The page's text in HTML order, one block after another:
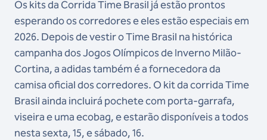
Os kits da Corrida Time Brasil já estão prontos
esperando os corredores e eles estão especiais em
2026. Depois de vestir o Time Brasil na histórica
campanha dos Jogos Olímpicos de Inverno Milão-
Cortina, a adidas também é a fornecedora da
camisa oficial dos corredores. O kit da corrida Time
Brasil ainda incluirá pochete com porta-garrafa,
viseira e uma ecobag, e estarão disponíveis a todos
nesta sexta, 15, e sábado, 16.